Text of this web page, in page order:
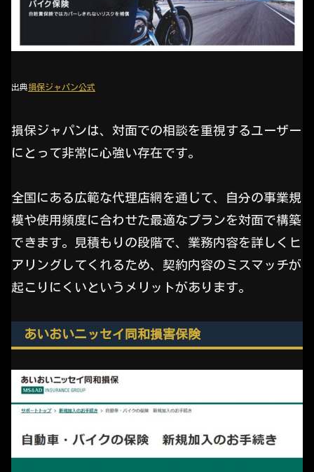
出典損保ジャパン公式
損保ジャパンは、対面での相談を重視するユーザー
にとって非常に心強い存在です。
全国にある広範な代理店網を通じて、自分の事業規
模や使用頻度に合わせた最適なプランを対面で構築
できます。見積もりの段階で、業務内容を詳しくヒ
アリングしてくれるため、契約内容のミスマッチが
起こりにくいというメリットがあります。
あいおいニッセイ同和損害保険